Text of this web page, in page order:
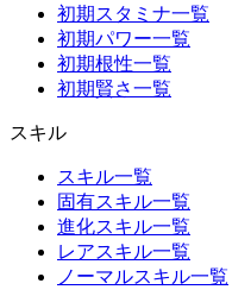
初期スタミナ一覧
初期パワー一覧
初期根性一覧
初期賢さ一覧
スキル
スキル一覧
固有スキル一覧
進化スキル一覧
レアスキル一覧
ノーマルスキル一覧